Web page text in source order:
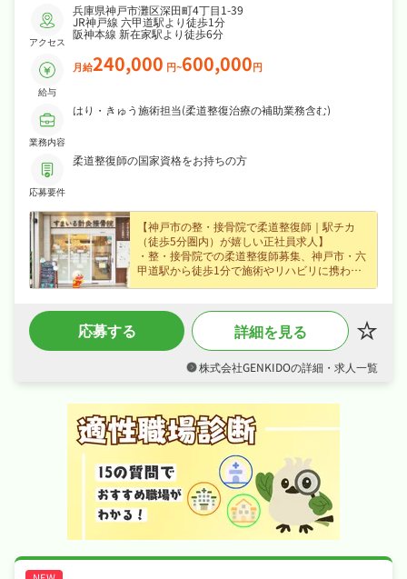
アクセス
兵庫県神戸市灘区深田町4丁目1-39
JR神戸線 六甲道駅より徒歩1分
阪神本線 新在家駅より徒歩6分
給与
月給240,000 円~600,000円
業務内容
はり・きゅう施術担当(柔道整復治療の補助業務含む)
応募要件
柔道整復師の国家資格をお持ちの方
【神戸市の整・接骨院で柔道整復師｜駅チカ
（徒歩5分圏内）が嬉しい正社員求人】
・整・接骨院での柔道整復師募集、神戸市・六
甲道駅から徒歩1分で施術やリハビリに携わり
・正社員募集で月給24〜60万円という好条件、
賞与年2回・住宅手当など各種手当・昇給あり
など好待遇で、腰を据えて長く活躍できます！
日休暇など長期休暇も取りやすくプライベート
・社会保険完備、住宅補助・社宅制度ありで、
あなたの「働きたい」を全力でサポートしま
す！
応募する 詳細を見る
株式会社GENKIDOの詳細・求人一覧